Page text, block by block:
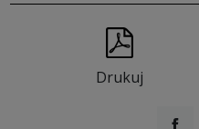
Drukuj